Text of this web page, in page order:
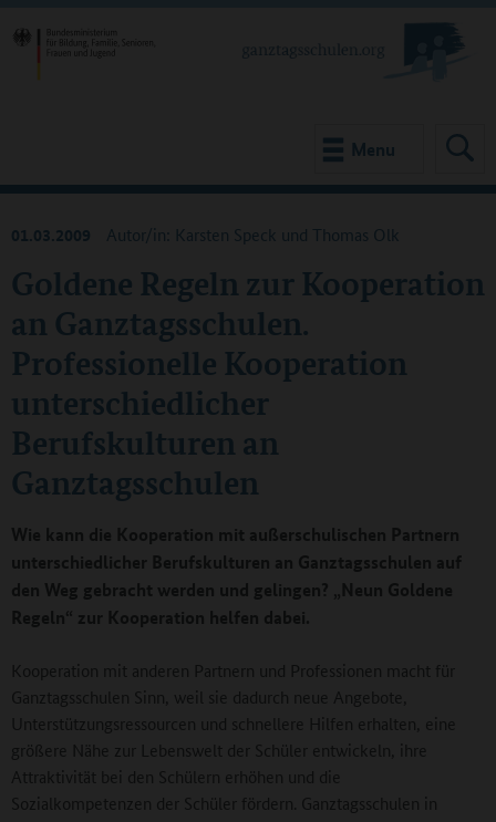
Menu
Goldene Regeln zur Kooperation
an Ganztagsschulen.
Professionelle Kooperation
unterschiedlicher
Berufskulturen an
Ganztagsschulen
01.03.2009 Autor/in: Karsten Speck und Thomas Olk
Wie kann die Kooperation mit außerschulischen Partnern
unterschiedlicher Berufskulturen an Ganztagsschulen auf
den Weg gebracht werden und gelingen? „Neun Goldene
Regeln“ zur Kooperation helfen dabei.
Kooperation mit anderen Partnern und Professionen macht für
Ganztagsschulen Sinn, weil sie dadurch neue Angebote,
Unterstützungsressourcen und schnellere Hilfen erhalten, eine
größere Nähe zur Lebenswelt der Schüler entwickeln, ihre
Attraktivität bei den Schülern erhöhen und die
Sozialkompetenzen der Schüler fördern. Ganztagsschulen in